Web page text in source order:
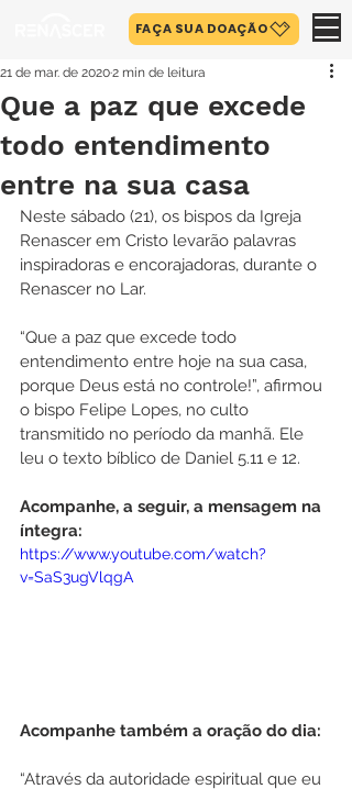
FAÇA SUA DOAÇÃO
Que a paz que excede
todo entendimento
entre na sua casa
21 de mar. de 20202 min de leitura
Neste sábado (21), os bispos da Igreja
Renascer em Cristo levarão palavras
inspiradoras e encorajadoras, durante o
Renascer no Lar.
“Que a paz que excede todo
entendimento entre hoje na sua casa,
porque Deus está no controle!”, afirmou
o bispo Felipe Lopes, no culto
transmitido no período da manhã. Ele
leu o texto bíblico de Daniel 5.11 e 12.
Acompanhe, a seguir, a mensagem na
íntegra:
https://www.youtube.com/watch?
v=SaS3ugVlqgA
Acompanhe também a oração do dia:
“Através da autoridade espiritual que eu